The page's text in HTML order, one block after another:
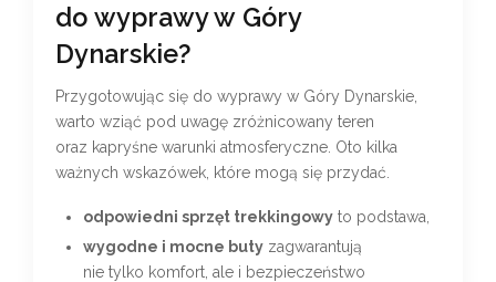
do wyprawy w Góry
Dynarskie?
Przygotowując się do wyprawy w Góry Dynarskie,
warto wziąć pod uwagę zróżnicowany teren
oraz kapryśne warunki atmosferyczne. Oto kilka
ważnych wskazówek, które mogą się przydać.
odpowiedni sprzęt trekkingowy to podstawa,
wygodne i mocne buty zagwarantują
nie tylko komfort, ale i bezpieczeństwo